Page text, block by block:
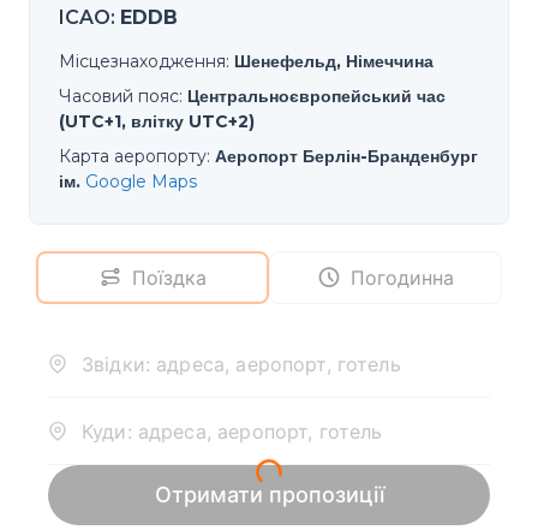
ICAO: EDDB
Місцезнаходження: Шенефельд, Німеччина
Часовий пояс: Центральноєвропейський час
(UTC+1, влітку UTC+2)
Карта аеропорту: Аеропорт Берлін-Бранденбург
ім. Google Maps